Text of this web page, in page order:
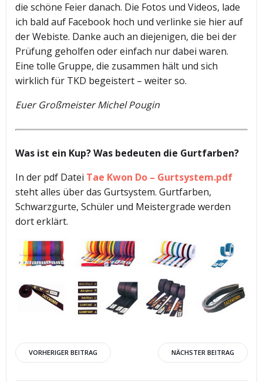
die schöne Feier danach. Die Fotos und Videos, lade
ich bald auf Facebook hoch und verlinke sie hier auf
der Webiste. Danke auch an diejenigen, die bei der
Prüfung geholfen oder einfach nur dabei waren.
Eine tolle Gruppe, die zusammen hält und sich
wirklich für TKD begeistert – weiter so.
Euer Großmeister Michel Pougin
Was ist ein Kup? Was bedeuten die Gurtfarben?
In der pdf Datei Tae Kwon Do – Gurtsystem.pdf
steht alles über das Gurtsystem. Gurtfarben,
Schwarzgurte, Schüler und Meistergrade werden
dort erklärt.
Beitragsnavigation
VORHERIGER BEITRAG NÄCHSTER BEITRAG